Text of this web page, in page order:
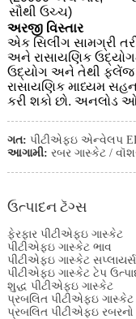
સૌથી ઉચ્ચ)
અરજી વિસ્તાર
એક સિલીંગ સામગ્રી
અને રાસાયણિક
ઉદ્યોગ અને તેથી ફ્લેંજ
રાસાયણિક માધ્યમ સહન,
કરી શકો છો. અનલોડ
ગત: પીટીએફઇ એન્વેલપ
આગામી: રબર ગાસ્કેટ /
ઉત્પાદન ટૅગ્સ
ફેરફાર પીટીએફઇ ગાસ્કેટ
પીટીએફઇ ગાસ્કેટ ભાવ
પીટીએફઇ ગાસ્કેટ સપ્લાયર્સ
પીટીએફઇ ગાસ્કેટ ટેપ
શુદ્ધ પીટીએફઇ ગાસ્કેટ
પ્રબલિત પીટીએફઇ ગાસ્કેટ
પ્રબલિત પીટીએફઇ રબરનો